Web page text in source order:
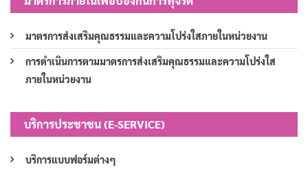
มาตรการส่งเสริมคุณธรรมและความโปร่งใสภายในหน่วยงาน
การดำเนินการตามมาตรการส่งเสริมคุณธรรมและความโปร่งใส
ภายในหน่วยงาน
บริการประชาชน (E-SERVICE)
บริการแบบฟอร์มต่างๆ